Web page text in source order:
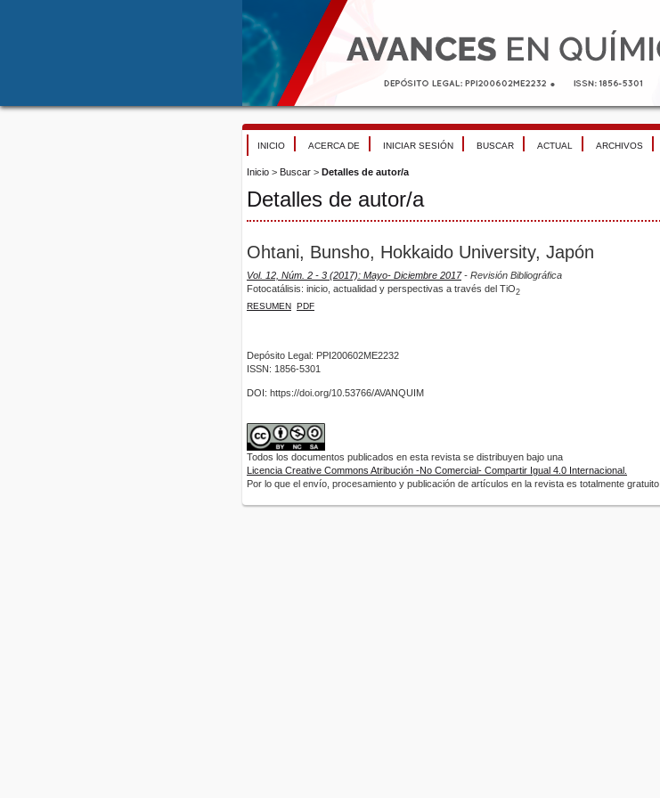
INICIO ACERCA DE INICIAR SESIÓN BUSCAR ACTUAL ARCHIVOS
Inicio > Buscar > Detalles de autor/a
Detalles de autor/a
Ohtani, Bunsho, Hokkaido University, Japón
Vol. 12, Núm. 2 - 3 (2017): Mayo- Diciembre 2017- Revisión Bibliográfica
Fotocatálisis: inicio, actualidad y perspectivas a través del TiO2
RESUMEN PDF
Depósito Legal: PPI200602ME2232
ISSN: 1856-5301
DOI: https://doi.org/10.53766/AVANQUIM
Todos los documentos publicados en esta revista se distribuyen bajo una
Licencia Creative Commons Atribución -No Comercial- Compartir Igual 4.0 Internacional.
Por lo que el envío, procesamiento y publicación de artículos en la revista es totalmente gratuito.